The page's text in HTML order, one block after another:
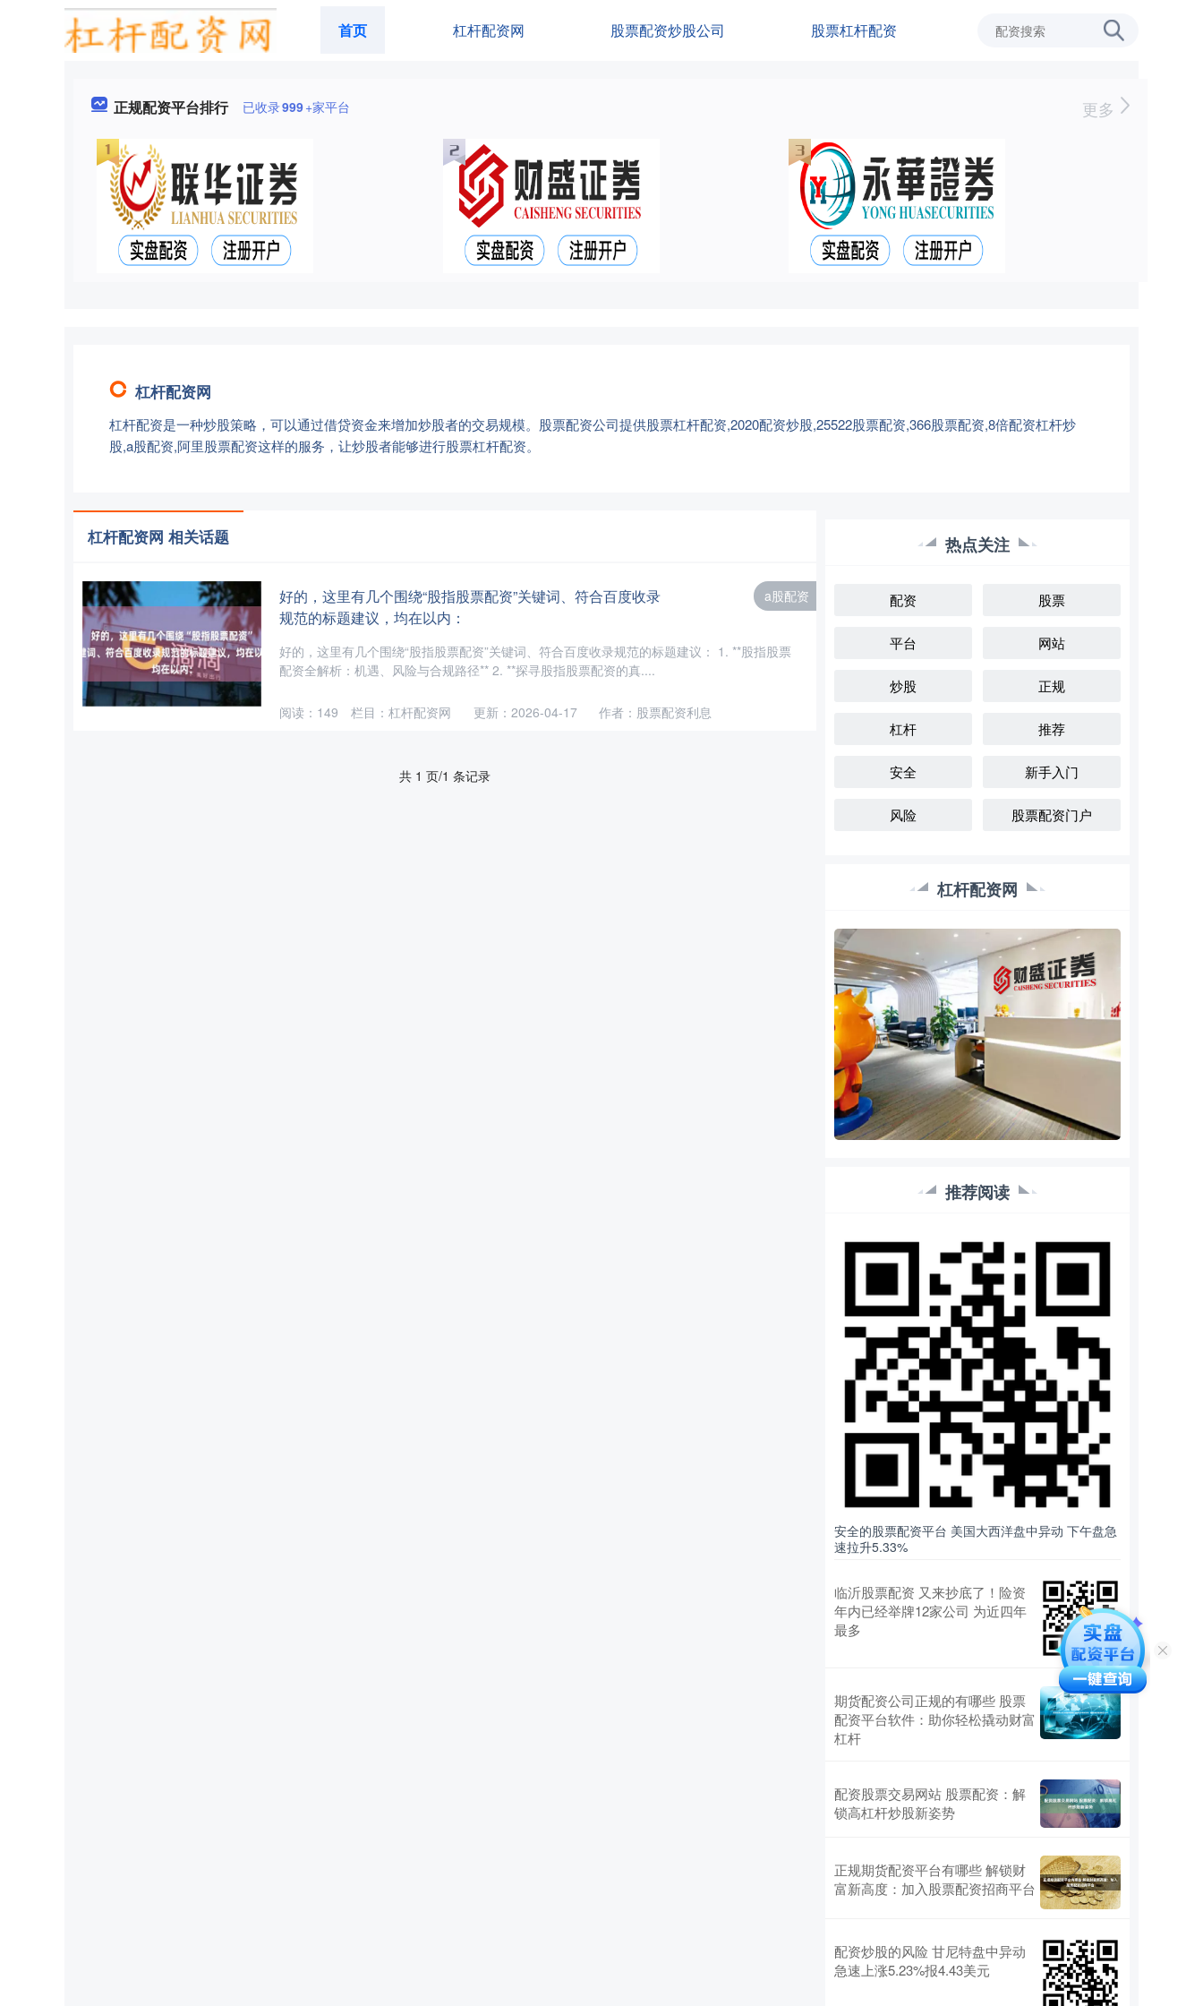
首页 杠杆配资网 股票配资炒股公司 股票杠杆配资
正规配资平台排行 已收录999+家平台 更多
杠杆配资网
杠杆配资是一种炒股策略，可以通过借贷资金来增加炒股者的交易规模。股票配资公司提供股票杠杆配资,2020配资炒股,25522股票配资,366股票配资,8倍配资杠杆炒
股,a股配资,阿里股票配资这样的服务，让炒股者能够进行股票杠杆配资。
杠杆配资网 相关话题
好的，这里有几个围绕“股指股票配资”关键词、符合百度收录
规范的标题建议，均在以内：
好的，这里有几个围绕“股指股票配资”关键词、符合百度收录规范的标题建议： 1. **股指股票
配资全解析：机遇、风险与合规路径** 2. **探寻股指股票配资的真....
a股配资
更新：2026-04-17 作者：股票配资利息
阅读： 149 栏目： 杠杆配资网
共 1 页/1 条记录
热点关注
配资 股票
平台 网站
炒股 正规
杠杆 推荐
安全 新手入门
风险 股票配资门户
杠杆配资网
推荐阅读
安全的股票配资平台 美国大西洋盘中异动 下午盘急
速拉升5.33%
临沂股票配资 又来抄底了！险资
年内已经举牌12家公司 为近四年
最多
期货配资公司正规的有哪些 股票
配资平台软件：助你轻松撬动财富
杠杆
配资股票交易网站 股票配资：解
锁高杠杆炒股新姿势
正规期货配资平台有哪些 解锁财
富新高度：加入股票配资招商平台
配资炒股的风险 甘尼特盘中异动
急速上涨5.23%报4.43美元